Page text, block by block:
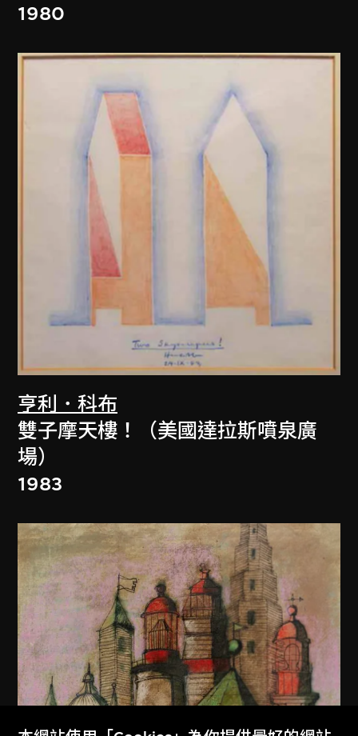
1980
亨利．科布
雙子摩天樓！（美國達拉斯噴泉廣
場）
1983